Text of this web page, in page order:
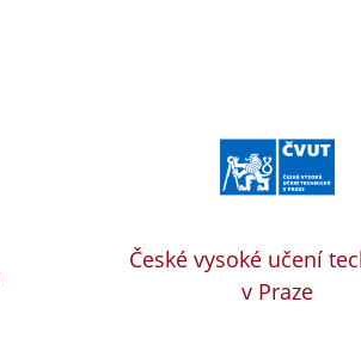
České vysoké učení
v Praze